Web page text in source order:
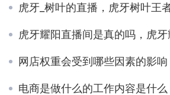
虎牙_树叶的直播，虎牙树叶王
虎牙耀阳直播间是真的吗，虎牙耀
网店权重会受到哪些因素的影响，
电商是做什么的工作内容是什么，